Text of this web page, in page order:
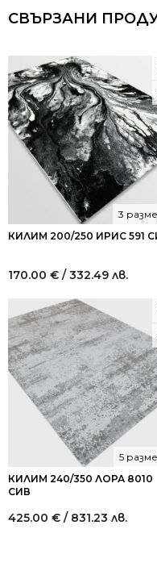
СВЪРЗАНИ
КИЛИМ 200/250 ИРИС 591
3
170.00 € / 332.49 лв.
КИЛИМ 240/350 ЛОРА 8010
СИВ
5
425.00 € / 831.23 лв.